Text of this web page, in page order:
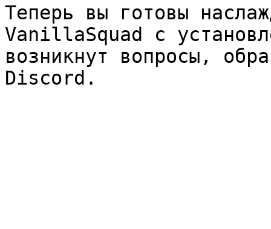
Теперь вы готовы
VanillaSquad с
возникнут вопросы,